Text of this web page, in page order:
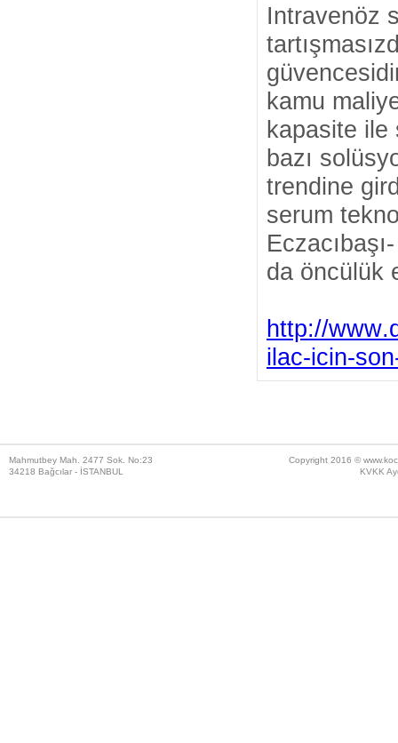
Intravenöz
kamu
kapasite ile
bazı
trendine
serum
da öncülük
http://
ilac-icin-
Mahmutbey Mah. 2477 Sok. No:23
34218 Bağcılar - İSTANBUL
Copyright 2016 ©
KVKK